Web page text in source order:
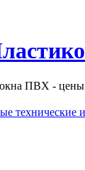
ПВХ -